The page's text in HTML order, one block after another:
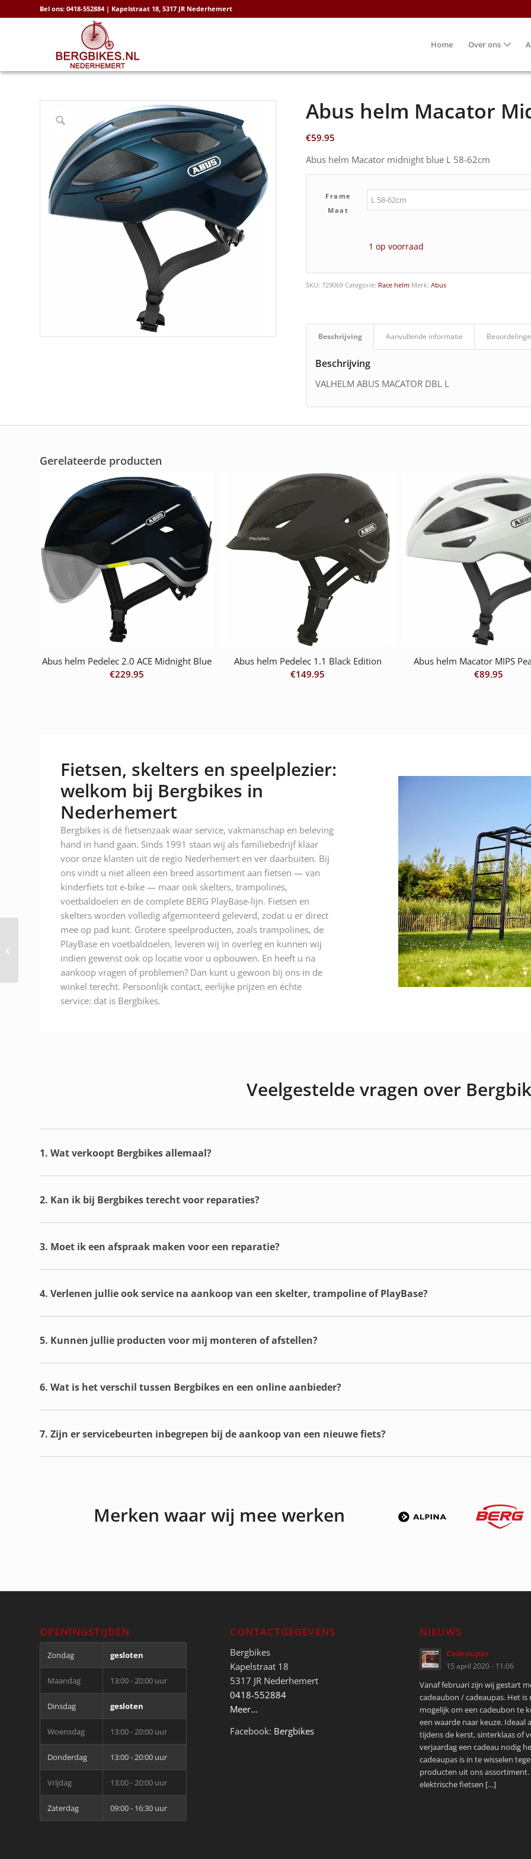
Bel ons: 0418-552884 | Kapelstraat 18, 5317 JR Nederhemert
Home Over ons
Abus helm Macator
€59.95
Abus helm Macator midnight blue L 58-62cm
Frame
Maat
1 op voorraad
SKU:729069 Categorie: Race helm Merk:Abus
Beschrijving Aanvullende informatie
Beschrijving
VALHELM ABUS MACATOR DBL L
Gerelateerde producten
Abus helm Pedelec 2.0 ACE Midnight Blue
€229.95
Abus helm Pedelec 1.1 Black Edition
€149.95
Abus helm Macator MIPS
€89.95
Fietsen, skelters en speelplezier:
welkom bij Bergbikes in
Nederhemert
Bergbikes is dé fietsenzaak waar service, vakmanschap en beleving
hand in hand gaan. Sinds 1991 staan wij als familiebedrijf klaar
voor onze klanten uit de regio Nederhemert en ver daarbuiten. Bij
ons vindt u niet alleen een breed assortiment aan fietsen — van
kinderfiets tot e-bike — maar ook skelters, trampolines,
voetbaldoelen en de complete BERG PlayBase-lijn. Fietsen en
skelters worden volledig afgemonteerd geleverd, zodat u er direct
mee op pad kunt. Grotere speelproducten, zoals trampolines, de
PlayBase en voetbaldoelen, leveren wij in overleg en kunnen wij
indien gewenst ook op locatie voor u opbouwen. En heeft u na
aankoop vragen of problemen? Dan kunt u gewoon bij ons in de
winkel terecht. Persoonlijk contact, eerlijke prijzen en échte
service: dat is Bergbikes.
Veelgestelde vragen over
1. Wat verkoopt Bergbikes allemaal?
2. Kan ik bij Bergbikes terecht voor reparaties?
3. Moet ik een afspraak maken voor een reparatie?
4. Verlenen jullie ook service na aankoop van een skelter, trampoline of PlayBase?
5. Kunnen jullie producten voor mij monteren of afstellen?
6. Wat is het verschil tussen Bergbikes en een online aanbieder?
7. Zijn er servicebeurten inbegrepen bij de aankoop van een nieuwe fiets?
Merken waar wij mee werken
OPENINGSTIJDEN
Zondag gesloten
Maandag 13:00 - 20:00 uur
Dinsdag gesloten
Woensdag 13:00 - 20:00 uur
Donderdag 13:00 - 20:00 uur
Vrijdag 13:00 - 20:00 uur
Zaterdag 09:00 - 16:30 uur
CONTACTGEGEVENS
Bergbikes
Kapelstraat 18
5317 JR Nederhemert
0418-552884
Meer…
Facebook: Bergbikes
NIEUWS
Cadeaupas
15 april 2020 - 11:06
Vanaf februari zijn wij gestart
cadeaubon / cadeaupas. Het is
mogelijk om een cadeubon te
een waarde naar keuze. Ideaal
tijdens de kerst, sinterklaas of
verjaardag een cadeau nodig
cadeaupas is in te wisselen
producten uit ons assortiment.
elektrische fietsen […]
Abus helm smiley 3.0